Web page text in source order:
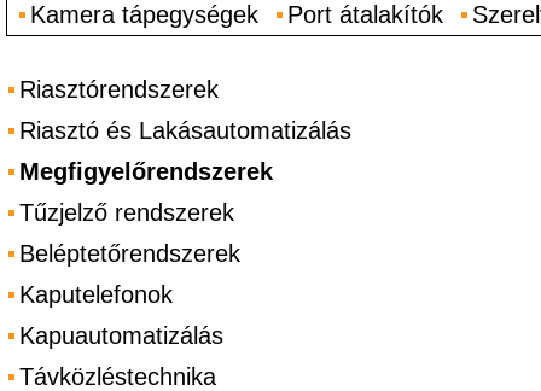
Kamera tápegységek
Port átalakítók
Riasztórendszerek
Riasztó és Lakásautomatizálás
Megfigyelőrendszerek
Tűzjelző rendszerek
Beléptetőrendszerek
Kaputelefonok
Kapuautomatizálás
Távközléstechnika